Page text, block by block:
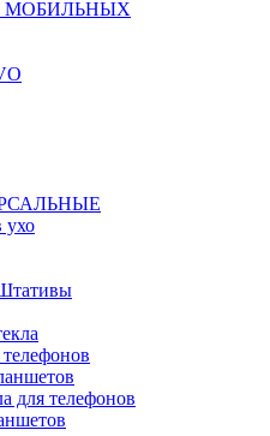
МОБИЛЬНЫХ
ухо
для телефонов